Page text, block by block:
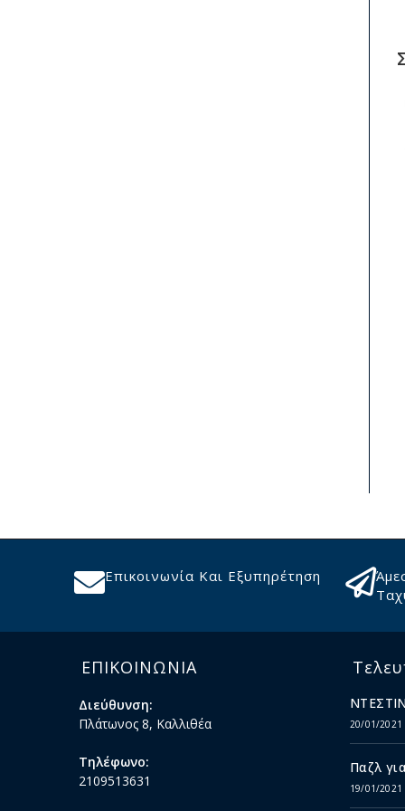
Επικοινωνία Και Εξυπηρέτηση
ΕΠΙΚΟΙΝΩΝΙΑ
Διεύθυνση:
Πλάτωνος 8, Καλλιθέα
Τηλέφωνο:
2109513631
20/01/2021
Παζλ
19/01/2021